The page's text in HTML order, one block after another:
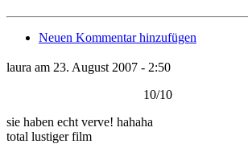
Neuen Kommentar hinzufügen
laura am 23. August 2007 - 2:50
10/10
sie haben echt verve! hahaha
total lustiger film